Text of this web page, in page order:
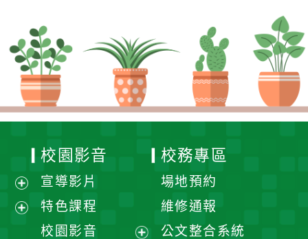
展
校園影音
宣導影片
特色課程
校園影音
校務專區
場地預約
維修通報
公文整合系統